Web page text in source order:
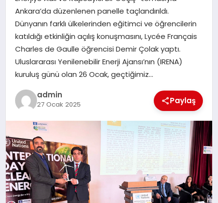
SAĞLIK
DÜNYA
EĞITIM
Ankara’da düzenlenen panelle taçlandırıldı.
Dünyanın farklı ülkelerinden eğitimci ve öğrencilerin
katıldığı etkinliğin açılış konuşmasını, Lycée Français
Charles de Gaulle öğrencisi Demir Çolak yaptı.
Uluslararası Yenilenebilir Enerji Ajansı’nın (IRENA)
kuruluş günü olan 26 Ocak, geçtiğimiz…
admin
27 Ocak 2025 Paylaş